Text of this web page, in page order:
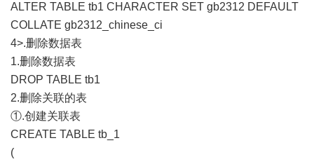
ALTER TABLE tb1 CHARACTER SET gb2312 DEFAULT
COLLATE gb2312_chinese_ci
4>.删除数据表
1.删除数据表
DROP TABLE tb1
2.删除关联的表
①.创建关联表
CREATE TABLE tb_1
(